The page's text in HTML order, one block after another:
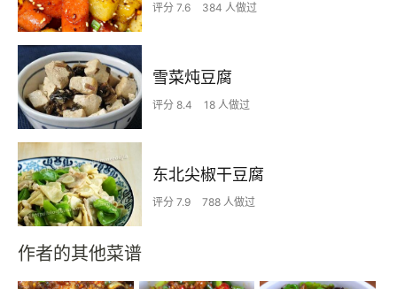
评分 7.6 384 人做过
雪菜炖豆腐
评分 8.4 18 人做过
东北尖椒干豆腐
评分 7.9 788 人做过
作者的其他菜谱